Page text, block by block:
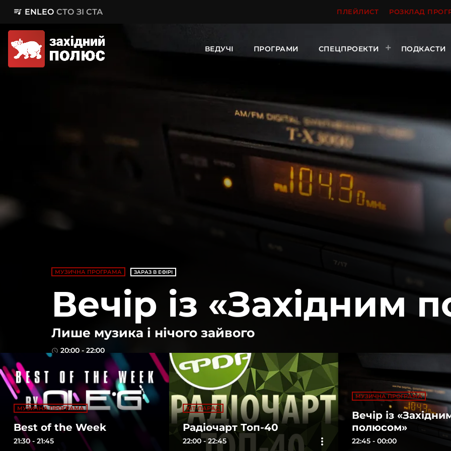
queue_music ENLEO СТО ЗІ СТА ПЛЕЙЛИСТ РОЗКЛАД
ВЕДУЧІ ПРОГРАМИ СПЕЦПРОЕКТИ ПОДКАСТИ
МУЗИЧНА ПРОГРАМА ЗАРАЗ В ЕФІРІ
Вечір із «Західним
Лише музика і нічого зайвого
access_time 20:00 - 22:00
МУЗИЧНА ПРОГРАМА
Best of the Week
21:30 - 21:45
ХІТ-ПАРАД
Радіочарт Топ-40
22:00 - 22:45 more_vert
МУЗИЧНА ПРОГРАМА
Вечір із
полюсом»
22:45 - 00:00